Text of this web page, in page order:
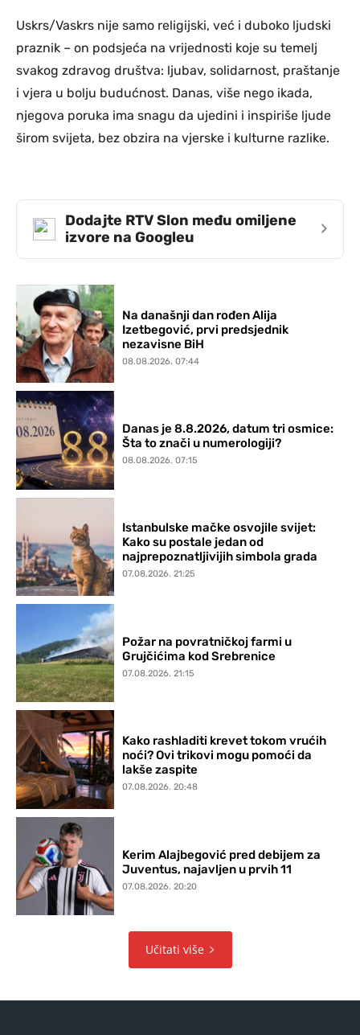
Uskrs/Vaskrs nije samo religijski, već i duboko ljudski
praznik – on podsjeća na vrijednosti koje su temelj
svakog zdravog društva: ljubav, solidarnost, praštanje
i vjera u bolju budućnost. Danas, više nego ikada,
njegova poruka ima snagu da ujedini i inspiriše ljude
širom svijeta, bez obzira na vjerske i kulturne razlike.
Dodajte RTV Slon među omiljene
izvore na Googleu
›
Na današnji dan rođen Alija
Izetbegović, prvi predsjednik
nezavisne BiH
08.08.2026. 07:44
Danas je 8.8.2026, datum tri osmice:
Šta to znači u numerologiji?
08.08.2026. 07:15
Istanbulske mačke osvojile svijet:
Kako su postale jedan od
najprepoznatljivijih simbola grada
07.08.2026. 21:25
Požar na povratničkoj farmi u
Grujčićima kod Srebrenice
07.08.2026. 21:15
Kako rashladiti krevet tokom vrućih
noći? Ovi trikovi mogu pomoći da
lakše zaspite
07.08.2026. 20:48
Kerim Alajbegović pred debijem za
Juventus, najavljen u prvih 11
07.08.2026. 20:20
Učitati više